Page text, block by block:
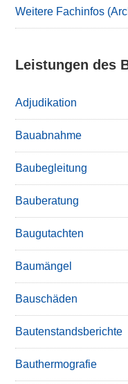
Weitere Fachinfos
Leistungen des
Adjudikation
Bauabnahme
Baubegleitung
Bauberatung
Baugutachten
Baumängel
Bauschäden
Bautenstandsberichte
Bauthermografie